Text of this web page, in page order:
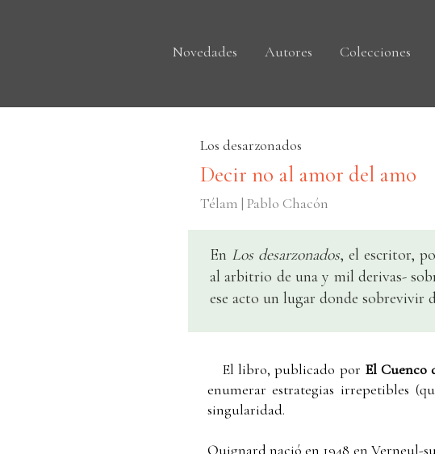
Novedades Autores Colecciones
Los desarzonados
Decir no al amor del amo
Télam | Pablo Chacón
En Los desarzonados, el escritor,
al arbitrio de una y mil derivas-
ese acto un lugar donde sobrevivir
El libro, publicado por El Cuenco
enumerar estrategias irrepetibles
singularidad.
Quignard nació en 1948 en Verneul-